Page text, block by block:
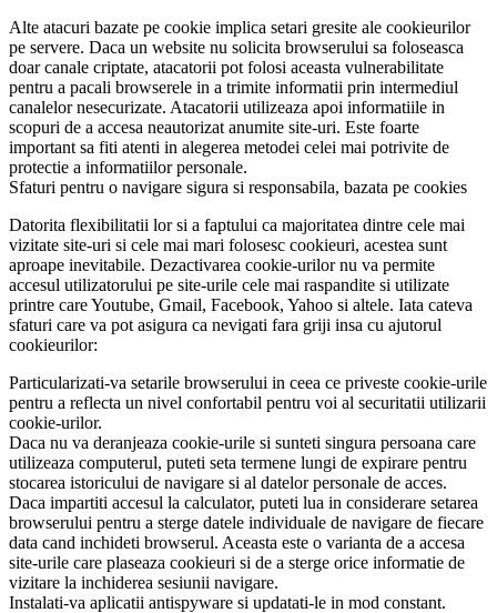
Alte atacuri bazate pe cookie implica setari gresite ale cookieurilor
pe servere. Daca un website nu solicita browserului sa foloseasca
doar canale criptate, atacatorii pot folosi aceasta vulnerabilitate
pentru a pacali browserele in a trimite informatii prin intermediul
canalelor nesecurizate. Atacatorii utilizeaza apoi informatiile in
scopuri de a accesa neautorizat anumite site-uri. Este foarte
important sa fiti atenti in alegerea metodei celei mai potrivite de
protectie a informatiilor personale.
Sfaturi pentru o navigare sigura si responsabila, bazata pe cookies
Datorita flexibilitatii lor si a faptului ca majoritatea dintre cele mai
vizitate site-uri si cele mai mari folosesc cookieuri, acestea sunt
aproape inevitabile. Dezactivarea cookie-urilor nu va permite
accesul utilizatorului pe site-urile cele mai raspandite si utilizate
printre care Youtube, Gmail, Facebook, Yahoo si altele. Iata cateva
sfaturi care va pot asigura ca nevigati fara griji insa cu ajutorul
cookieurilor:
Particularizati-va setarile browserului in ceea ce priveste cookie-urile
pentru a reflecta un nivel confortabil pentru voi al securitatii utilizarii
cookie-urilor.
Daca nu va deranjeaza cookie-urile si sunteti singura persoana care
utilizeaza computerul, puteti seta termene lungi de expirare pentru
stocarea istoricului de navigare si al datelor personale de acces.
Daca impartiti accesul la calculator, puteti lua in considerare setarea
browserului pentru a sterge datele individuale de navigare de fiecare
data cand inchideti browserul. Aceasta este o varianta de a accesa
site-urile care plaseaza cookieuri si de a sterge orice informatie de
vizitare la inchiderea sesiunii navigare.
Instalati-va aplicatii antispyware si updatati-le in mod constant.